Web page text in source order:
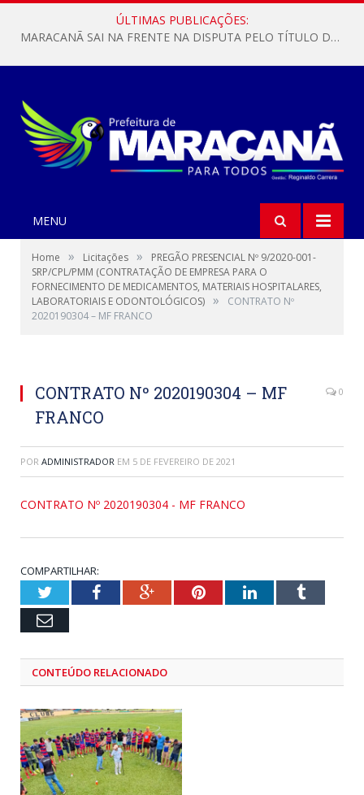
ÚLTIMAS PUBLICAÇÕES:
MARACANÃ SAI NA FRENTE NA DISPUTA PELO TÍTULO DA COPA PARÁ SUB-17!
MENU
Home » Licitações »
PREGÃO PRESENCIAL Nº 9/2020-001-
SRP/CPL/PMM (CONTRATAÇÃO DE EMPRESA PARA O
FORNECIMENTO DE MEDICAMENTOS, MATERIAIS HOSPITALARES,
LABORATORIAIS E ODONTOLÓGICOS) »
CONTRATO Nº
2020190304 – MF FRANCO
CONTRATO Nº 2020190304 – MF
FRANCO
0
POR ADMINISTRADOR EM 5 DE FEVEREIRO DE 2021
CONTRATO Nº 2020190304 - MF FRANCO
COMPARTILHAR:
TwitterFacebookGoogle+PinterestLinkedInTumblr
Email
CONTEÚDO RELACIONADO